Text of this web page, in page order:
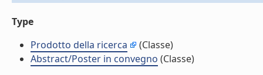
Type
Prodotto della ricerca
(Classe)
Abstract/Poster in convegno (Classe)